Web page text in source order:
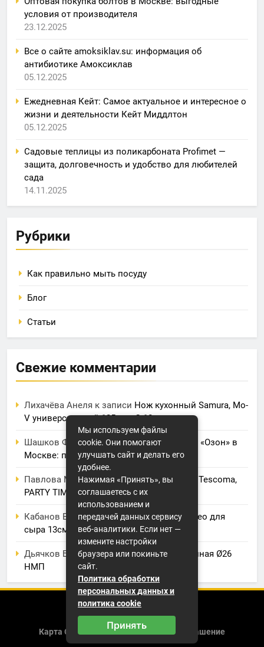
условия от производителя
23.12.2025
Все о сайте amoksiklav.su: информация об
антибиотике Амоксиклав
05.12.2025
Ежедневная Кейт: Самое актуальное и интересное о
жизни и деятельности Кейт Миддлтон
05.12.2025
Садовые теплицы из поликарбоната Profimet —
защита, долговечность и удобство для любителей
сада
14.11.2025
Рубрики
Как правильно мыть посуду
Блог
Статьи
Свежие комментарии
Лихачёва Анеля к записи Нож кухонный Samura, Mo-
V универсальный 125 мм, G-10
Шашков Фролк записиФулфилмент для «Озон» в
Москве: полный обзор услуг и цен
Павлова Маринак записиЭлектрогриль Tescoma,
PARTY TIME
Кабанов Евсейк записиНож BergHOFF, Leo для
сыра 13см
Дьячков Бориск записи Крышка стеклянная Ø26
НМП
Карта Сайта Пользовательское Соглашение
Мы используем файлы
cookie. Они помогают
улучшать сайт и делать его
удобнее.
Нажимая «Принять», вы
соглашаетесь с их
использованием и
передачей данных сервису
веб-аналитики. Если нет —
измените настройки
браузера или покиньте
сайт.
Политика обработки
персональных данных и
политика cookie
Принять